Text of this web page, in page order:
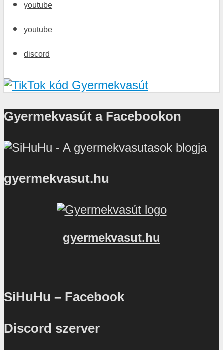
youtube
youtube
discord
Gyermekvasút a Facebookon
gyermekvasut.hu
gyermekvasut.hu
SiHuHu – Facebook
Discord szerver